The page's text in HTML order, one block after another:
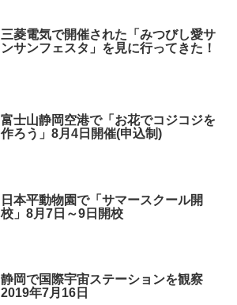
三菱電気で開催された「みつびし愛サ
ンサンフェスタ」を見に行ってきた！
富士山静岡空港で「お花でコジコジを
作ろう」8月4日開催(申込制)
日本平動物園で「サマースクール開
校」8月7日～9日開校
静岡で国際宇宙ステーションを観察
2019年7月16日